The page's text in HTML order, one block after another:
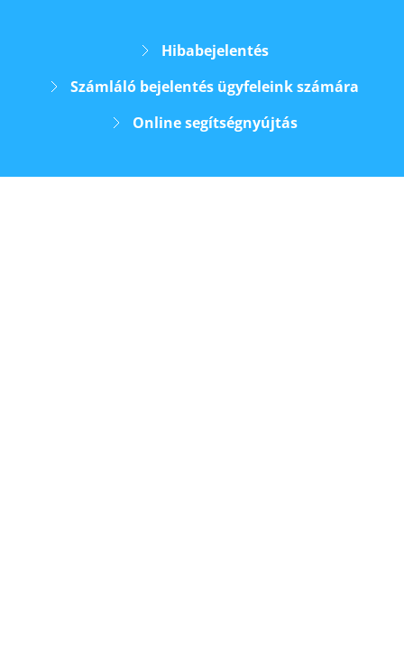
Hibabejelentés
Számláló bejelentés ügyfeleink számára
Online segítségnyújtás